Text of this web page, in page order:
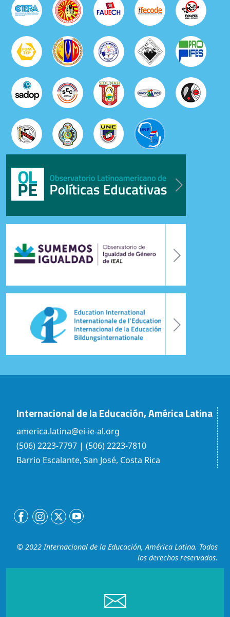
Internacional de la Educación, América Latina
america.latina@ei-ie-al.org
(506) 2223-7797 | (506) 2223-7810
Barrio Escalante, San José, Costa Rica
© 2022 Internacional de la Educación, América Latina. Todos
los derechos reservados.